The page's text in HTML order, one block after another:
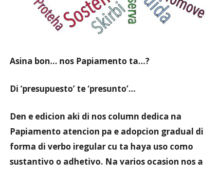
Asina bon… nos Papiamento ta…?
Di ‘presupuesto’ te ‘presunto’…
Den e edicion aki di nos column dedica na
Papiamento atencion pa e adopcion gradual di
forma di verbo iregular cu ta haya uso como
sustantivo o adhetivo. Na varios ocasion nos a